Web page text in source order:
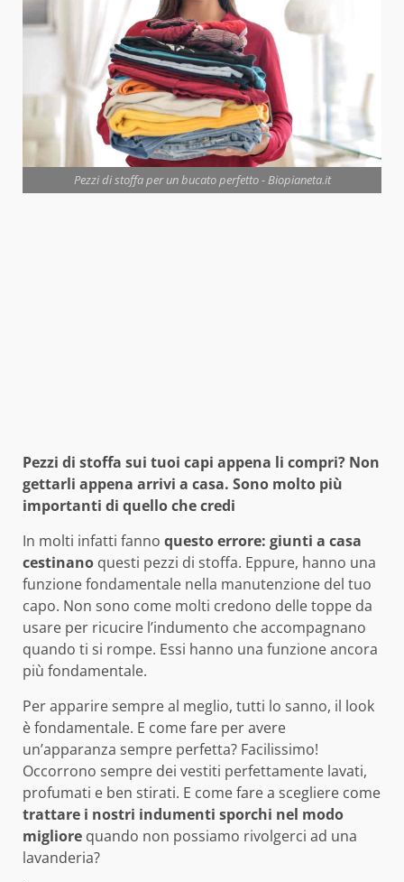
Pezzi di stoffa per un bucato perfetto - Biopianeta.it
Pezzi di stoffa sui tuoi capi appena li compri? Non
gettarli appena arrivi a casa. Sono molto più
importanti di quello che credi
In molti infatti fanno questo errore: giunti a casa
cestinano questi pezzi di stoffa. Eppure, hanno una
funzione fondamentale nella manutenzione del tuo
capo. Non sono come molti credono delle toppe da
usare per ricucire l’indumento che accompagnano
quando ti si rompe. Essi hanno una funzione ancora
più fondamentale.
Per apparire sempre al meglio, tutti lo sanno, il look
è fondamentale. E come fare per avere
un’apparanza sempre perfetta? Facilissimo!
Occorrono sempre dei vestiti perfettamente lavati,
profumati e ben stirati. E come fare a scegliere come
trattare i nostri indumenti sporchi nel modo
migliore quando non possiamo rivolgerci ad una
lavanderia?